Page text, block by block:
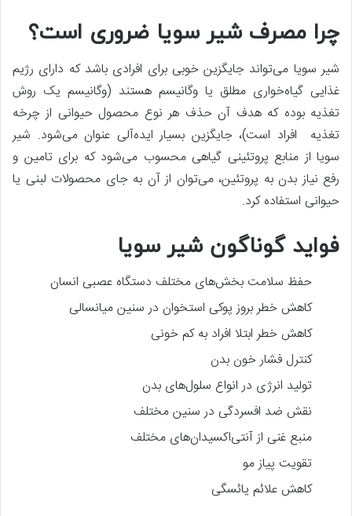
چرا مصرف شیر سویا ضروری است؟
شیر سویا می‌تواند جایگزین خوبی برای افرادی باشد که دارای رژیم
غذایی گیاه‌‌خواری مطلق یا وگانیسم هستند (وگانیسم یک روش
تغذیه بوده که هدف آن حذف هر نوع محصول حیوانی از چرخه
تغذیه افراد است)، جایگزین بسیار ایده‌آلی عنوان می‌شود. شیر
سویا از منابع پروتئینی گیاهی محسوب می‌شود که برای تامین و
رفع نیاز بدن به پروتئین، می‌توان از آن به جای محصولات لبنی یا
حیوانی استفاده کرد.
فواید گوناگون شیر سویا
حفظ سلامت بخش‌های مختلف دستگاه عصبی انسان
کاهش خطر بروز پوکی استخوان در سنین میانسالی
کاهش خطر ابتلا افراد به کم خونی
کنترل فشار خون بدن
تولید انرژی در انواع سلول‌های بدن
نقش ضد افسردگی در سنین مختلف
منبع غنی از آنتی‌اکسیدان‌های مختلف
تقویت پیاز مو
کاهش علائم یائسگی